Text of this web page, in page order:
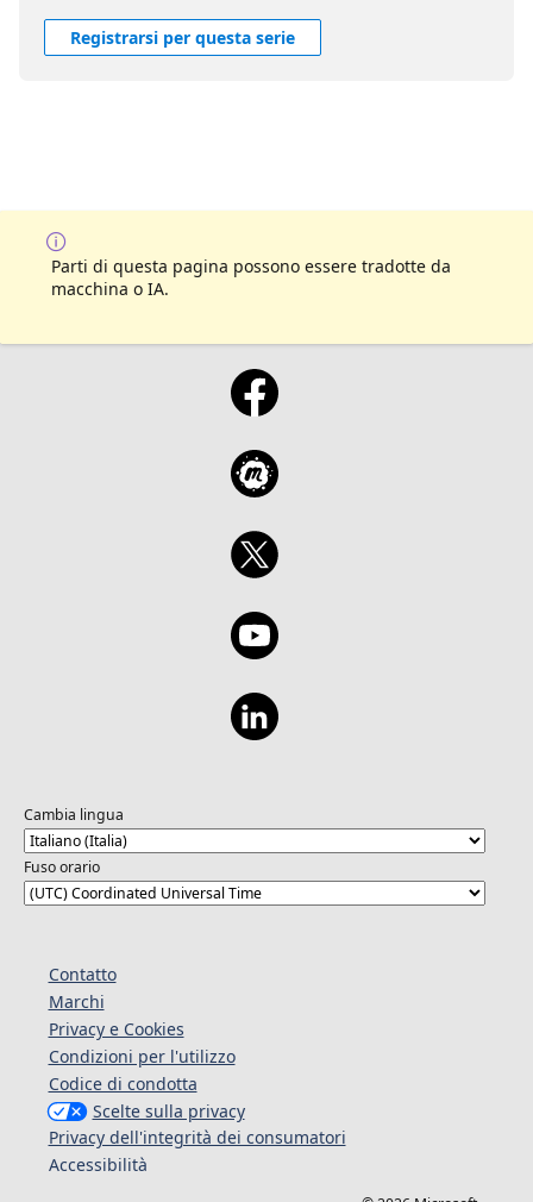
Registrarsi per questa serie
Parti di questa pagina possono essere tradotte da
macchina o IA.
Cambia lingua
Fuso orario
Contatto
Marchi
Privacy e Cookies
Condizioni per l'utilizzo
Codice di condotta
Scelte sulla privacy
Privacy dell'integrità dei consumatori
Accessibilità